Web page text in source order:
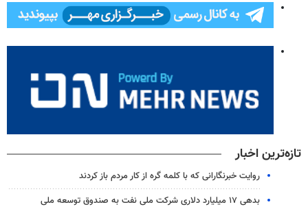
تازه‌ترین اخبار
روایت خبرنگارانی که با کلمه گره از کار مردم باز کردند
بدهی ۱۷ میلیارد دلاری شرکت ملی نفت به صندوق توسعه ملی